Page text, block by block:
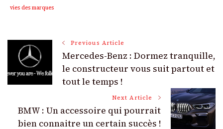
vies des marques
Post
Navigation
Previous Article
Mercedes-Benz : Dormez tranquille,
le constructeur vous suit partout et
tout le temps !
Next Article
BMW : Un accessoire qui pourrait
bien connaitre un certain succès !